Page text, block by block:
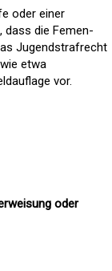
oder einer
dass die Femen-
Jugendstrafrecht
etwa
vor.
oder